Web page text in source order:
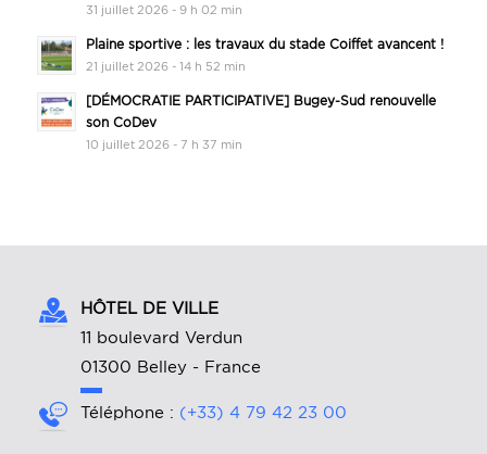
31 juillet 2026 - 9 h 02 min
Plaine sportive : les travaux du stade Coiffet avancent !
21 juillet 2026 - 14 h 52 min
[DÉMOCRATIE PARTICIPATIVE] Bugey-Sud renouvelle
son CoDev
10 juillet 2026 - 7 h 37 min
HÔTEL DE VILLE
11 boulevard Verdun
01300 Belley - France
Téléphone : (+33) 4 79 42 23 00